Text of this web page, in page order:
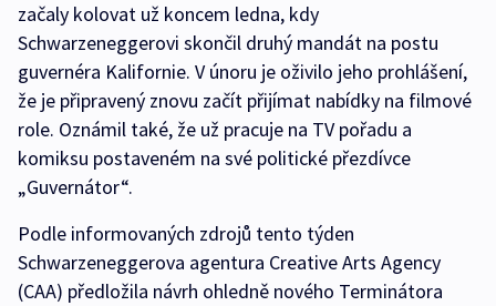
začaly kolovat už koncem ledna, kdy
Schwarzeneggerovi skončil druhý mandát na postu
guvernéra Kalifornie. V únoru je oživilo jeho prohlášení,
že je připravený znovu začít přijímat nabídky na filmové
role. Oznámil také, že už pracuje na TV pořadu a
komiksu postaveném na své politické přezdívce
„Guvernátor“.
Podle informovaných zdrojů tento týden
Schwarzeneggerova agentura Creative Arts Agency
(CAA) předložila návrh ohledně nového Terminátora